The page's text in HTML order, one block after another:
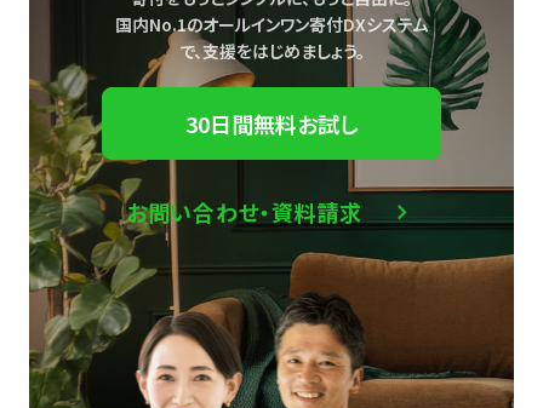
国内No.1のオールインワン寄付DXシステム
で、支援をはじめましょう。
30日間無料お試し
お問い合わせ・資料請求